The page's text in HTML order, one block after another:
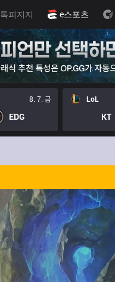
톡피지지 e스포츠
8. 7. 금
EDG
LoL
KT